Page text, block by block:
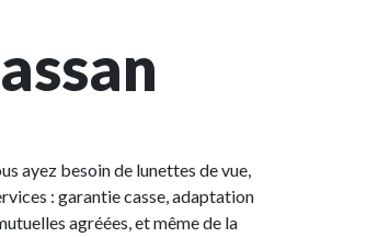
ayez besoin de lunettes de vue,
: garantie casse, adaptation
agréées, et même de la